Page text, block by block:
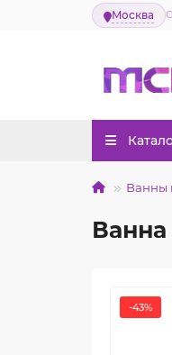
Москва
Ванны
-43%